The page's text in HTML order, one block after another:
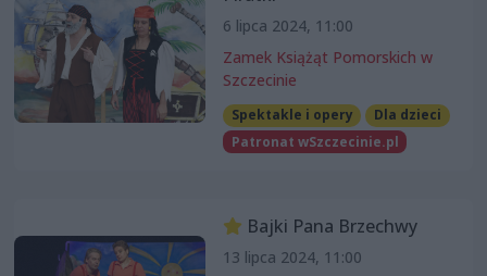
6 lipca 2024, 11:00
Zamek Książąt Pomorskich w
Szczecinie
Spektakle i opery
Dla dzieci
Patronat wSzczecinie.pl
Bajki Pana Brzechwy
13 lipca 2024, 11:00